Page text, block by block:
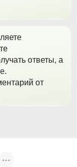
ответы, а
от